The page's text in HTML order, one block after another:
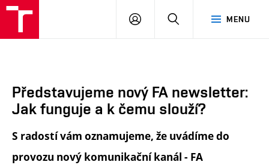
MENU
PŘIHLÁSIT
Představujeme nový FA newsletter:
Jak funguje a k čemu slouží?
S radostí vám oznamujeme, že uvádíme do
provozu nový komunikační kanál - FA